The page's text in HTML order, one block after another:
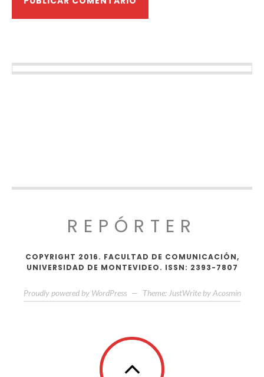
REPÓRTER
COPYRIGHT 2016. FACULTAD DE COMUNICACIÓN,
UNIVERSIDAD DE MONTEVIDEO. ISSN: 2393-7807
Proudly powered by WordPress — Theme: JustWrite by Acosmin